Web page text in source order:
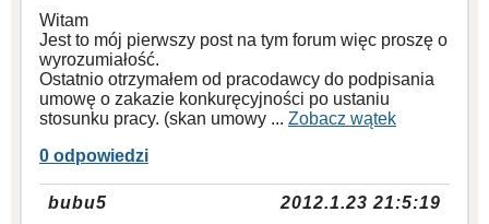
Witam
Jest to mój pierwszy post na tym forum więc proszę o
wyrozumiałość.
Ostatnio otrzymałem od pracodawcy do podpisania
umowę o zakazie konkuręcyjności po ustaniu
stosunku pracy. (skan umowy ... Zobacz wątek
0 odpowiedzi
bubu5 2012.1.23 21:5:19